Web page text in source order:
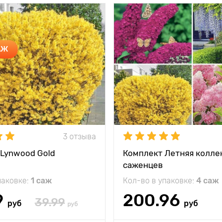
3 отзыва
Gold
1 саж
руб 39.99 руб
Украсит любой
уголок в саду
ранней весной
200 - 250 см
200 - 300 см
солнце,полутень
до минус 29°C
Комплект Летняя
саженцев
Кол-во в упаковке: 4 саж
200.96 руб
Особенности
все
Высота растения
Растояние между
растениями
Местоположение
Морозостойкость